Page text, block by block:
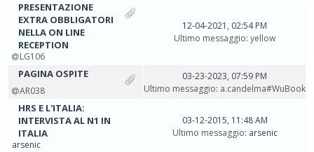
PRESENTAZIONE
EXTRA OBBLIGATORI
NELLA ON LINE
RECEPTION
LG106
12-04-2021, 02:54 PM
Ultimo messaggio: yellow
PAGINA OSPITE
AR038
03-23-2023, 07:59 PM
Ultimo messaggio: a.candelma#WuBook
HRS E L'ITALIA:
INTERVISTA AL N1 IN
ITALIA
arsenic
03-12-2015, 11:48 AM
Ultimo messaggio: arsenic